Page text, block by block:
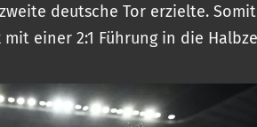
deutsche Tor erzielte.
einer 2:1 Führung in die